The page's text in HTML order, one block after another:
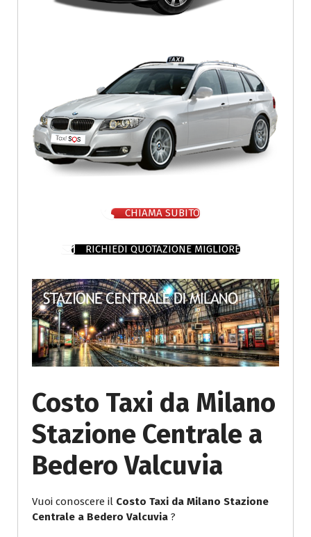
CHIAMA SUBITO
RICHIEDI QUOTAZIONE MIGLIORE
Costo Taxi da Milano
Stazione Centrale a
Bedero Valcuvia
Vuoi conoscere il Costo Taxi da Milano Stazione
Centrale a Bedero Valcuvia ?